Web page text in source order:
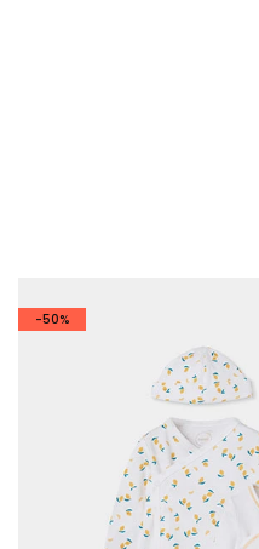
-50%